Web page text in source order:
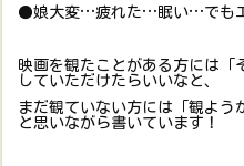
●娘大変…疲れた…眠い…でも
映画を観たことがある方には「
していただけたらいいなと、
まだ観ていない方には「観よう
と思いながら書いています！